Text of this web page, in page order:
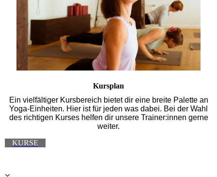
Kursplan
Ein vielfältiger Kursbereich bietet dir eine breite Palette an
Yoga-Einheiten. Hier ist für jeden was dabei. Bei der Wahl
des richtigen Kurses helfen dir unsere Trainer:innen gerne
weiter.
KURSE